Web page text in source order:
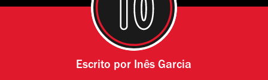
Escrito por Inês Garcia